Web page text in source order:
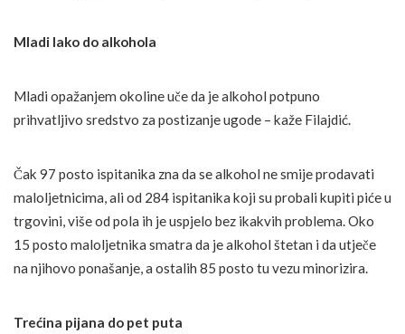
Mladi lako do alkohola
Mladi opažanjem okoline uče da je alkohol potpuno
prihvatljivo sredstvo za postizanje ugode – kaže Filajdić.
Čak 97 posto ispitanika zna da se alkohol ne smije prodavati
maloljetnicima, ali od 284 ispitanika koji su probali kupiti piće u
trgovini, više od pola ih je uspjelo bez ikakvih problema. Oko
15 posto maloljetnika smatra da je alkohol štetan i da utječe
na njihovo ponašanje, a ostalih 85 posto tu vezu minorizira.
Trećina pijana do pet puta